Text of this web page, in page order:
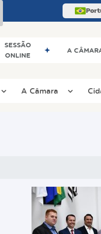
SESSÃO
ONLINE
A
A Câmara